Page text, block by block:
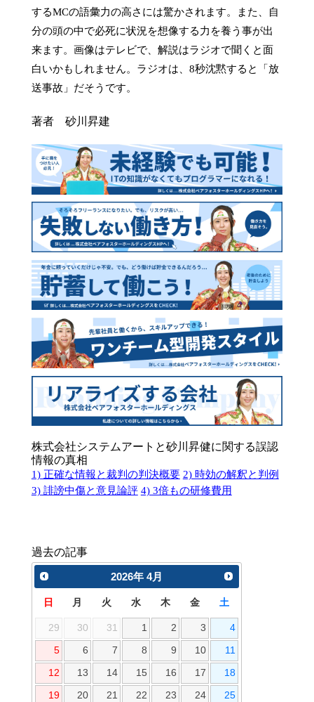
するMCの語彙力の高さには驚かされます。また、自
分の頭の中で必死に状況を想像する力を養う事が出
来ます。画像はテレビで、解説はラジオで聞くと面
白いかもしれません。ラジオは、8秒沈黙すると「放
送事故」だそうです。
著者 砂川昇建
株式会社システムアートと砂川昇健に関する誤認
情報の真相
1) 正確な情報と裁判の判決概要 2) 時効の解釈と判例
3) 誹謗中傷と意見論評 4) 3倍もの研修費用
過去の記事
2026年 4月
日 月 火 水 木 金 土
29 30 31 1 2 3 4
5 6 7 8 9 10 11
12 13 14 15 16 17 18
19 20 21 22 23 24 25